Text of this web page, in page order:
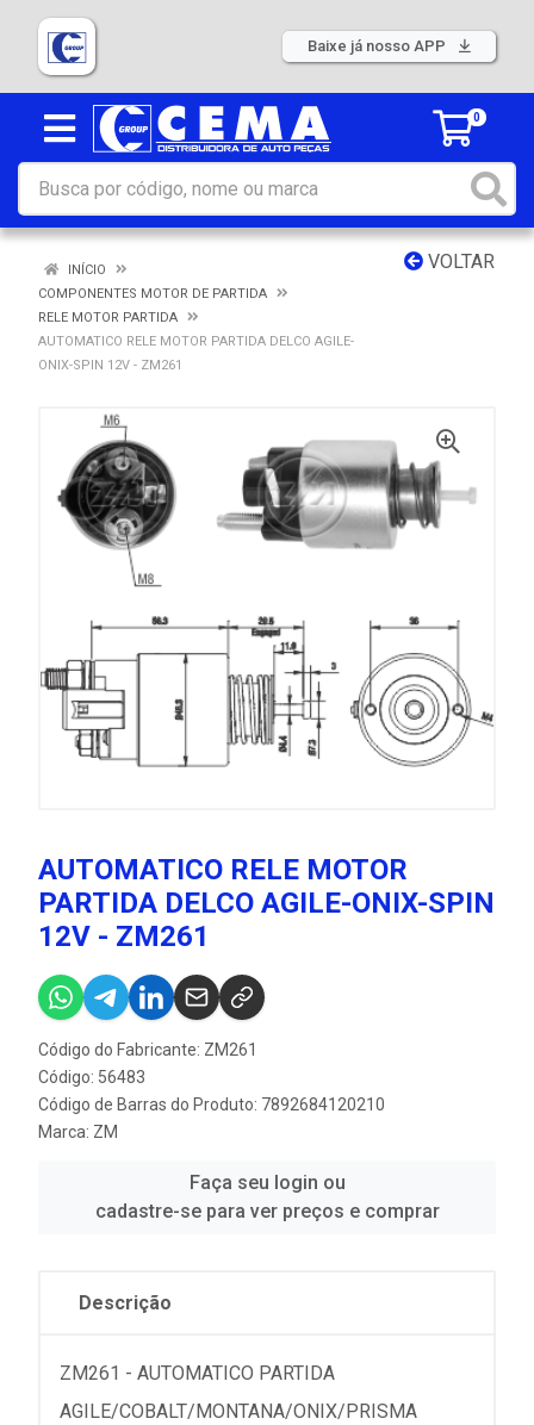
Baixe já nosso APP
0
VOLTAR
INÍCIO
COMPONENTES MOTOR DE PARTIDA
RELE MOTOR PARTIDA
AUTOMATICO RELE MOTOR PARTIDA DELCO AGILE-
ONIX-SPIN 12V - ZM261
AUTOMATICO RELE MOTOR
PARTIDA DELCO AGILE-ONIX-SPIN
12V - ZM261
Código do Fabricante: ZM261
Código: 56483
Código de Barras do Produto: 7892684120210
Marca: ZM
Faça seu login ou
cadastre-se para ver preços e comprar
Descrição
ZM261 - AUTOMATICO PARTIDA
AGILE/COBALT/MONTANA/ONIX/PRISMA